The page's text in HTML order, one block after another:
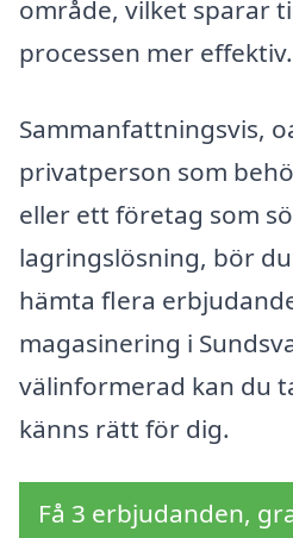
område, vilket sparar
processen mer effektiv.
Sammanfattningsvis,
privatperson som
eller ett företag som
lagringslösning, bör
hämta flera
magasinering i
välinformerad kan du
känns rätt för dig.
Få 3 erbjudanden,